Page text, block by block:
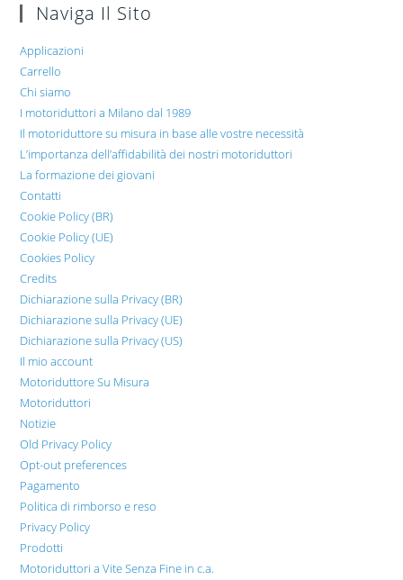
Naviga Il Sito
Applicazioni
Carrello
Chi siamo
I motoriduttori a Milano dal 1989
Il motoriduttore su misura in base alle vostre necessità
L’importanza dell’affidabilità dei nostri motoriduttori
La formazione dei giovani
Contatti
Cookie Policy (BR)
Cookie Policy (UE)
Cookies Policy
Credits
Dichiarazione sulla Privacy (BR)
Dichiarazione sulla Privacy (UE)
Dichiarazione sulla Privacy (US)
Il mio account
Motoriduttore Su Misura
Motoriduttori
Notizie
Old Privacy Policy
Opt-out preferences
Pagamento
Politica di rimborso e reso
Privacy Policy
Prodotti
Motoriduttori a Vite Senza Fine in c.a.